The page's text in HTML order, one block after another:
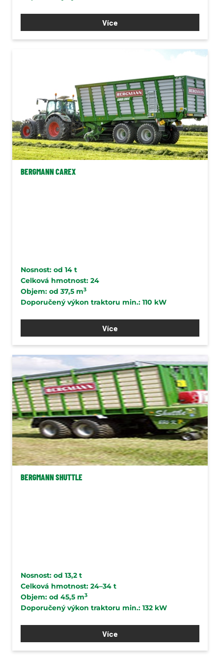
Více
BERGMANN CAREX
Nosnost: od 14 t
Celková hmotnost: 24
Objem: od 37,5 m3
Doporučený výkon traktoru min.: 110 kW
Více
BERGMANN SHUTTLE
Nosnost: od 13,2 t
Celková hmotnost: 24–34 t
Objem: od 45,5 m3
Doporučený výkon traktoru min.: 132 kW
Více